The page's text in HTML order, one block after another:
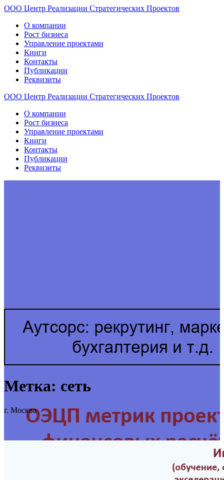
ООО Центр Реализации Стратегических Проектов
О компании
Рост бизнеса
Управление проектами
Книги
Контакты
Публикации
Реквизиты
ООО Центр Реализации Стратегических Проектов
О компании
Рост бизнеса
Управление проектами
Книги
Контакты
Публикации
Реквизиты
Метка: сеть
г. Москва